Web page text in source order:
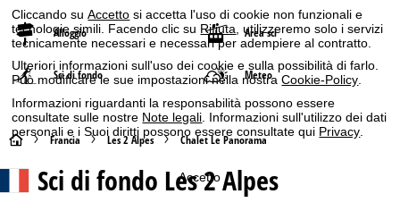
Cliccando suAccetto si accetta l'uso di cookie non funzionali e
tecnologie simili. Facendo clic su Rifiuta, utilizzeremo solo i servizi
tecnicamente necessari e necessari per adempiere al contratto.
Ulteriori informazioni sull'uso dei cookie e sulla possibilità di farlo.
Può modificare le sue impostazioni nella nostraCookie-Policy
Informazioni riguardanti la responsabilità possono essere
consultate sulle nostre Note legali . Informazioni sull'utilizzo dei dati
personali e i Suoi diritti possono essere consultate qui Privacy
Accetto
Alloggio Area sci
Sci di fondo Meteo
H Francia Les 2 Alpes Chalet Le Panorama
Sci di fondo Les 2 Alpes